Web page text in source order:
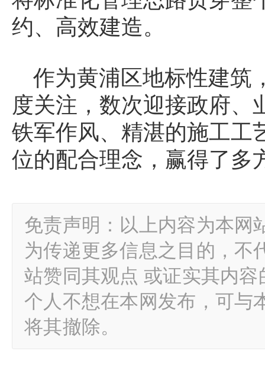
约、高效建造。
作为黄浦区地标性建筑
度关注，数次迎接政府、
铁军作风、精湛的施工工
位的配合理念，赢得了多
免责声明：以上内容为本网
为传递更多信息之目的，不
站赞同其观点 或证实其内
个人不想在本网发布，可与
将其撤除。